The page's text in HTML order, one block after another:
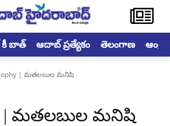
కీ బాత్ ఆదాబ్ ప్రత్యేకం తెలంగాణ
| మతలబుల మనిషి
| మతలబుల మనిషి